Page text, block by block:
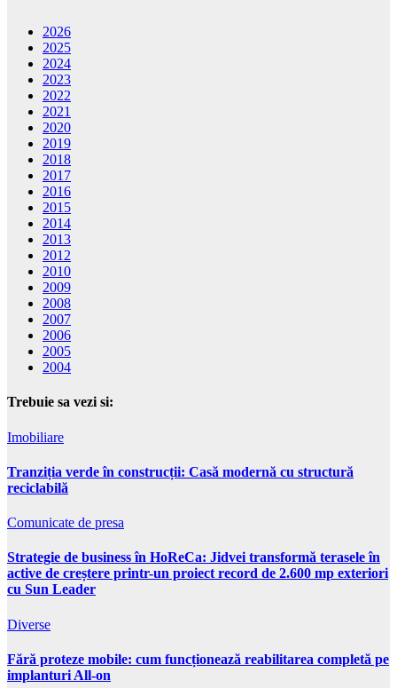
2026
2025
2024
2023
2022
2021
2020
2019
2018
2017
2016
2015
2014
2013
2012
2010
2009
2008
2007
2006
2005
2004
Trebuie sa vezi si:
Imobiliare
Tranziția verde în construcții: Casă modernă cu structură
reciclabilă
Comunicate de presa
Strategie de business în HoReCa: Jidvei transformă terasele în
active de creștere printr-un proiect record de 2.600 mp exteriori
cu Sun Leader
Diverse
Fără proteze mobile: cum funcționează reabilitarea completă pe
implanturi All-on